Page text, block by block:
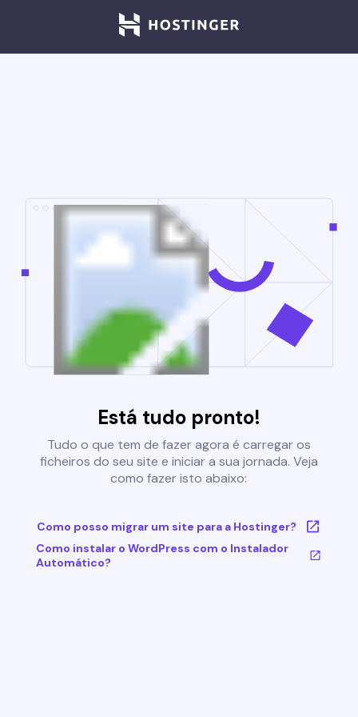
Está tudo pronto!
Tudo o que tem de fazer agora é carregar os
ficheiros do seu site e iniciar a sua jornada. Veja
como fazer isto abaixo:
Como posso migrar um site para a Hostinger?
Como instalar o WordPress com o Instalador
Automático?